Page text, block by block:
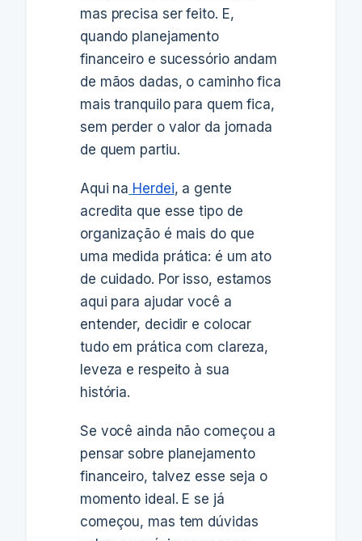
mas precisa ser feito. E,
quando planejamento
financeiro e sucessório andam
de mãos dadas, o caminho fica
mais tranquilo para quem fica,
sem perder o valor da jornada
de quem partiu.
Aqui na Herdei, a gente
acredita que esse tipo de
organização é mais do que
uma medida prática: é um ato
de cuidado. Por isso, estamos
aqui para ajudar você a
entender, decidir e colocar
tudo em prática com clareza,
leveza e respeito à sua
história.
Se você ainda não começou a
pensar sobre planejamento
financeiro, talvez esse seja o
momento ideal. E se já
começou, mas tem dúvidas